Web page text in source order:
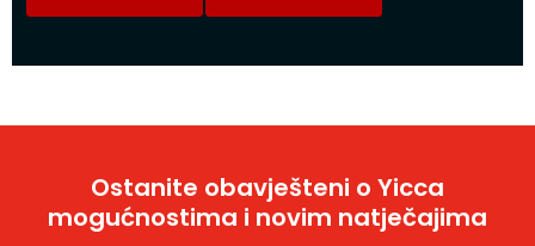
Ostanite obavješteni o Yicca
mogućnostima i novim natječajima